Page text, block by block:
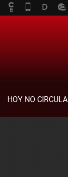
HOY NO CIRCULA